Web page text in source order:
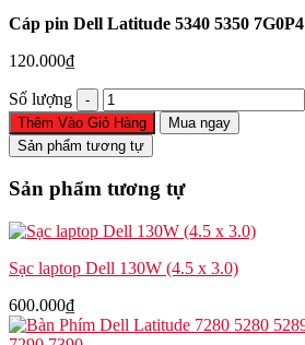
Cáp pin Dell Latitude 5340 5350 7G0P4
120.000₫
Số lượng
Cáp
pin
Dell
Latitude
5350
số
Thêm Vào Giỏ Hàng
Mua ngay
Sản phẩm tương tự
Sản phẩm tương tự
Sạc laptop Dell 130W (4.5 x 3.0)
600.000₫